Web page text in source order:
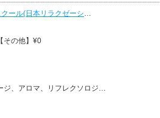
本リラクゼーション認定協会)
その他】¥0
ージ、フットケア・フットマッサージ、リラクゼーショ…